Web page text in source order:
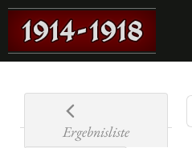
Ergebnisliste